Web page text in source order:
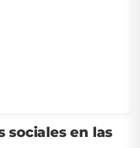
sociales en las